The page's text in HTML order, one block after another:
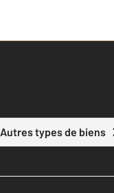
Autres types de biens